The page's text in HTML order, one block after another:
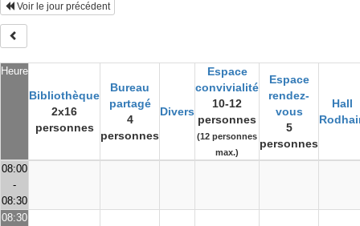
Heure
Bibliothèque
2x16
personnes
Bureau
partagé
4
personnes
Divers
Espace
convivialité
10-12
personnes
(12 personnes
max.)
Espace
rendez-
vous
5
personnes
Hall
Voir le jour précédent
08:00
-
08:30
08:30